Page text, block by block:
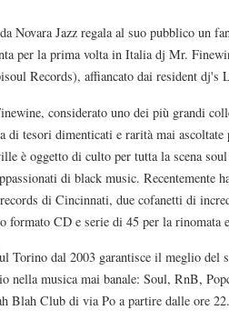
Novara Jazz regala al suo pubblico un
per la prima volta in Italia dj Mr.
Records), affiancato dai resident
considerato uno dei più grandi
di tesori dimenticati e rarità mai
è oggetto di culto per tutta la scena
di black music. Recentemente
di Cincinnati, due cofanetti di
formato CD e serie di 45 per la rinomata
Torino dal 2003 garantisce il meglio del
nella musica mai banale: Soul, RnB,
Blah Club di via Po a partire dalle ore